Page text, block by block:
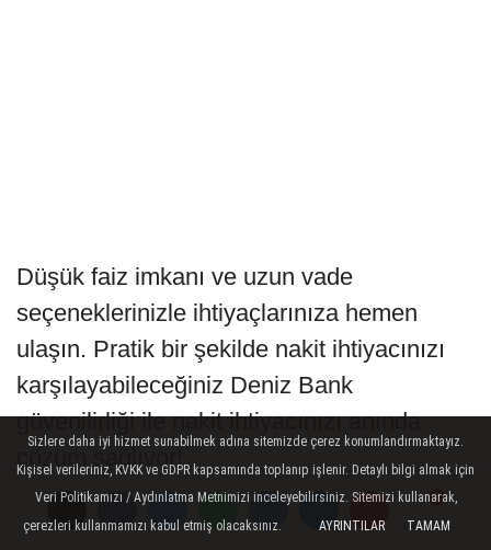
Yorumlar
Yorumlar
Yorumlar
Düşük faiz imkanı ve uzun vade
seçeneklerinizle ihtiyaçlarınıza hemen
ulaşın. Pratik bir şekilde nakit ihtiyacınızı
karşılayabileceğiniz Deniz Bank
güvenilirliği ile nakit ihtiyacınızı anında
çözüm sağlıyor!
Bugün hizmete sunulan kampanyaya T.C
Sizlere daha iyi hizmet sunabilmek adına sitemizde çerez konumlandırmaktayız.
Kişisel verileriniz, KVKK ve GDPR kapsamında toplanıp işlenir. Detaylı bilgi almak için
Veri Politikamızı / Aydınlatma Metnimizi inceleyebilirsiniz. Sitemizi kullanarak,
çerezleri kullanmamızı kabul etmiş olacaksınız.
AYRINTILAR TAMAM